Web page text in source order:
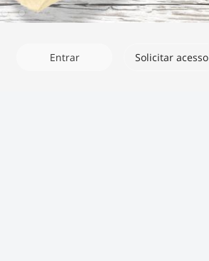
Entrar Solicitar acesso